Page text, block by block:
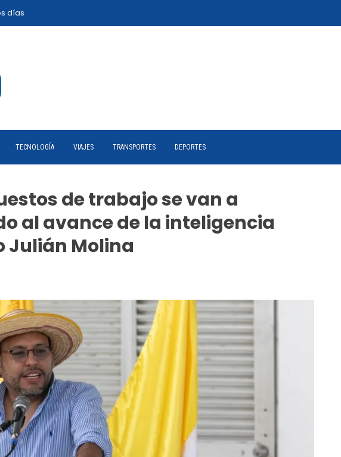
días
TECNOLOGÍA VIAJES TRANSPORTES DEPORTES
de trabajo se van a
al avance de la inteligencia
Julián Molina